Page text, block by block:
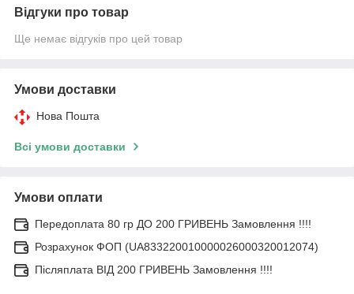
Відгуки про товар
Ще немає відгуків про цей товар
Умови доставки
Нова Пошта
Всі умови доставки
Умови оплати
Передоплата 80 гр ДО 200 ГРИВЕНЬ Замовлення !!!!
Розрахунок ФОП (UA833220010000026000320012074)
Післяплата ВІД 200 ГРИВЕНЬ Замовлення !!!!